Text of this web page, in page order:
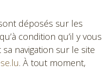
déposés sur les
condition qu’il y vous
navigation sur le site
. À tout moment,